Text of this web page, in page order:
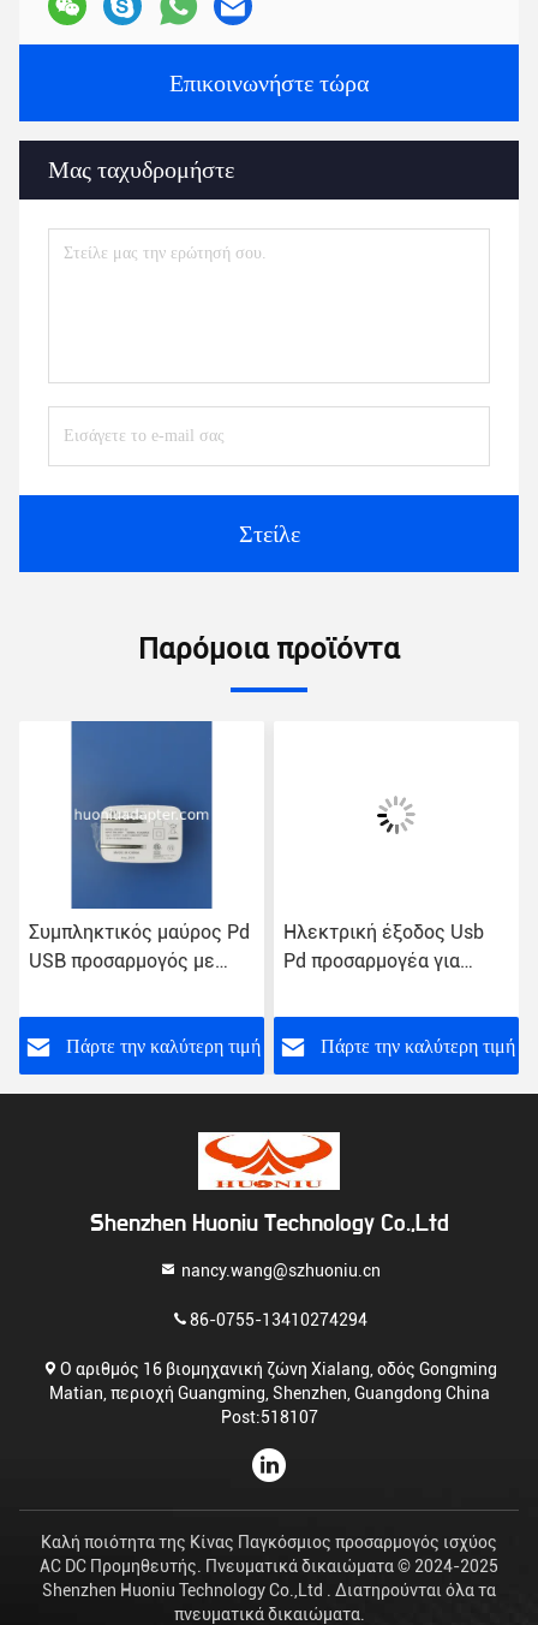
Επικοινωνήστε τώρα
Μας ταχυδρομήστε
Στείλε
Παρόμοια προϊόντα
Συμπληκτικός μαύρος Pd
USB προσαρμογός με
βραχυκύκλωμα 18W
Πάρτε την καλύτερη τιμή
Ηλεκτρική έξοδος Usb
Pd προσαρμογέα για
επιτρέπουν PD ελαφρύ
30W μαύρο προσαρμογέα
ασφάλειας
Πάρτε την καλύτερη τιμή
Shenzhen Huoniu Technology Co.,Ltd
nancy.wang@szhuoniu.cn
86-0755-13410274294
Ο αριθμός 16 βιομηχανική ζώνη Xialang, οδός Gongming
Matian, περιοχή Guangming, Shenzhen, Guangdong China
Post:518107
Καλή ποιότητα της Κίνας Παγκόσμιος προσαρμογός ισχύος
AC DC Προμηθευτής. Πνευματικά δικαιώματα © 2024-2025
Shenzhen Huoniu Technology Co.,Ltd . Διατηρούνται όλα τα
πνευματικά δικαιώματα.